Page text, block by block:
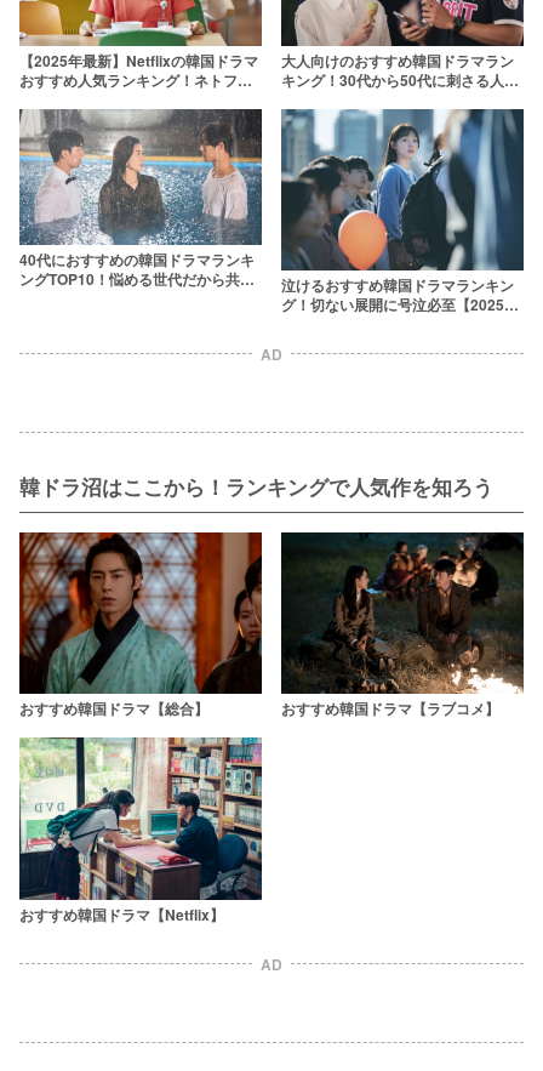
【2025年最新】Netflixの韓国ドラマ
おすすめ人気ランキング！ネトフリ
選
大人向けのおすすめ韓国ドラマラン
キング！30代から50代に刺さる人気
40代におすすめの韓国ドラマランキ
ングTOP10！悩める世代だから共感
泣けるおすすめ韓国ドラマランキン
グ！切ない展開に号泣必至【2025年
AD
韓ドラ沼はここから！ランキングで人気作を知ろう
おすすめ韓国ドラマ【総合】 おすすめ韓国ドラマ【ラブコメ】
おすすめ韓国ドラマ【Netflix】
AD